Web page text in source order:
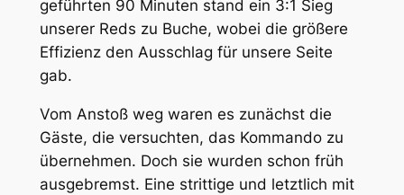
geführten 90 Minuten stand ein 3:1 Sieg
unserer Reds zu Buche, wobei die größere
Effizienz den Ausschlag für unsere Seite
gab.
Vom Anstoß weg waren es zunächst die
Gäste, die versuchten, das Kommando zu
übernehmen. Doch sie wurden schon früh
ausgebremst. Eine strittige und letztlich mit